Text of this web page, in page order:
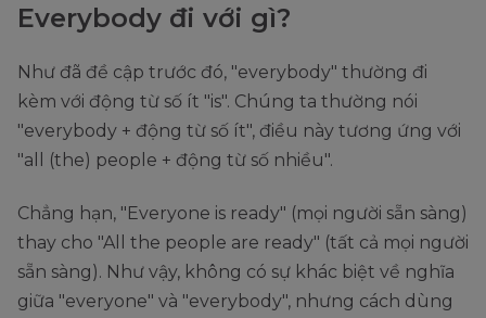
Everybody đi với gì?
Như đã đề cập trước đó, "everybody" thường đi
kèm với động từ số ít "is". Chúng ta thường nói
"everybody + động từ số ít", điều này tương ứng với
"all (the) people + động từ số nhiều".
Chẳng hạn, "Everyone is ready" (mọi người sẵn sàng)
thay cho "All the people are ready" (tất cả mọi người
sẵn sàng). Như vậy, không có sự khác biệt về nghĩa
giữa "everyone" và "everybody", nhưng cách dùng